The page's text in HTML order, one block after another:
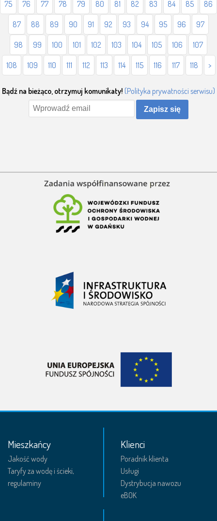
75 76 77 78 79 80 81 82 83 84 85 86
87 88 89 90 91 92 93 94 95 96 97
98 99 100 101 102 103 104 105 106 107
108 109 110 111 112 113 114 115 116 117 118 >
Bądź na bieżąco, otrzymuj komunikaty! (Polityka prywatności serwisu)
Zapisz się
Mieszkańcy
Jakość wody
Taryfy za wodę i ścieki,
regulaminy
Klienci
Poradnik klienta
Usługi
Dystrybucja nawozu
eBOK